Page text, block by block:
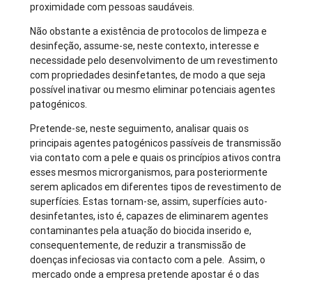
proximidade com pessoas saudáveis.
Não obstante a existência de protocolos de limpeza e
desinfeção, assume-se, neste contexto, interesse e
necessidade pelo desenvolvimento de um revestimento
com propriedades desinfetantes, de modo a que seja
possível inativar ou mesmo eliminar potenciais agentes
patogénicos.
Pretende-se, neste seguimento, analisar quais os
principais agentes patogénicos passíveis de transmissão
via contato com a pele e quais os princípios ativos contra
esses mesmos microrganismos, para posteriormente
serem aplicados em diferentes tipos de revestimento de
superfícies. Estas tornam-se, assim, superfícies auto-
desinfetantes, isto é, capazes de eliminarem agentes
contaminantes pela atuação do biocida inserido e,
consequentemente, de reduzir a transmissão de
doenças infeciosas via contacto com a pele. Assim, o
mercado onde a empresa pretende apostar é o das